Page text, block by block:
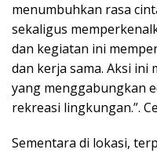
menumbuhkan rasa
sekaligus
dan kegiatan ini
dan kerja sama. Aksi ini
yang menggabungkan
rekreasi lingkungan.”.
Sementara di lokasi,